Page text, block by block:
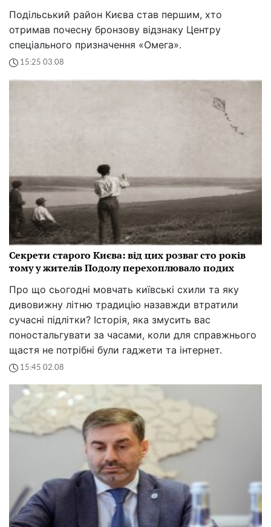
Подільський район Києва став першим, хто
отримав почесну бронзову відзнаку Центру
спеціального призначення «Омега».
15:25 03.08
Секрети старого Києва: від цих розваг сто років
тому у жителів Подолу перехоплювало подих
Про що сьогодні мовчать київські схили та яку
дивовижну літню традицію назавжди втратили
сучасні підлітки? Історія, яка змусить вас
поностальгувати за часами, коли для справжнього
щастя не потрібні були гаджети та інтернет.
15:45 02.08